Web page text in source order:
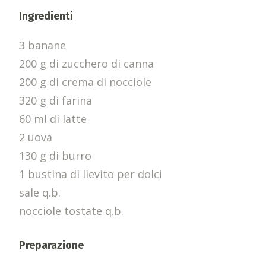
Ingredienti
3 banane
200 g di zucchero di canna
200 g di crema di nocciole
320 g di farina
60 ml di latte
2 uova
130 g di burro
1 bustina di lievito per dolci
sale q.b.
nocciole tostate q.b.
Preparazione